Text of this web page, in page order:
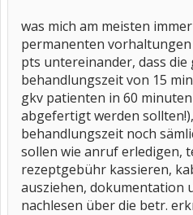
was mich am meisten
permanenten
pts untereinander, dass
behandlungszeit von 15
gkv patienten in 60 minuten
abgefertigt werden
behandlungszeit noch
sollen wie anruf erledigen,
rezeptgebühr kassieren,
ausziehen, dokumentation
nachlesen über die betr.